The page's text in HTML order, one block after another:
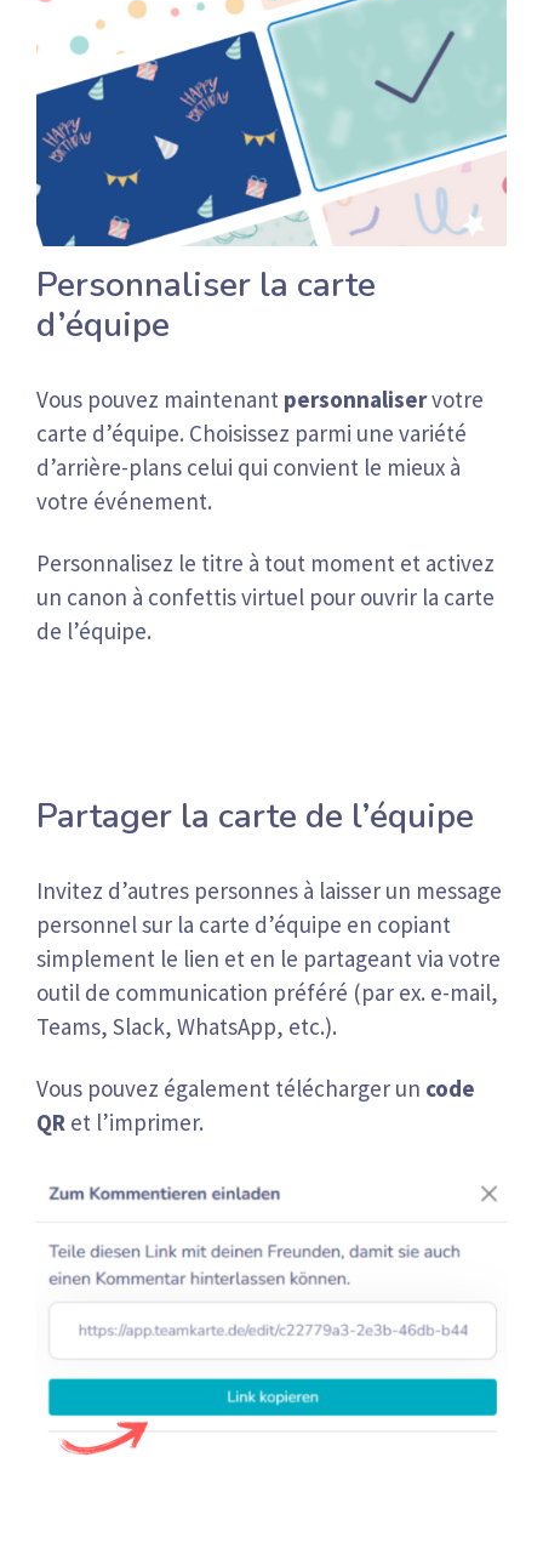
Personnaliser la carte
d’équipe
Vous pouvez maintenant personnaliservotre
carte d’équipe. Choisissez parmi une variété
d’arrière-plans celui qui convient le mieux à
votre événement.
Personnalisez le titre à tout moment et activez
un canon à confettis virtuel pour ouvrir la carte
de l’équipe.
Partager la carte de l’équipe
Invitez d’autres personnes à laisser un message
personnel sur la carte d’équipe en copiant
simplement le lien et en le partageant via votre
outil de communication préféré (par ex. e-mail,
Teams, Slack, WhatsApp, etc.).
Vous pouvez également télécharger un code
QR et l’imprimer.